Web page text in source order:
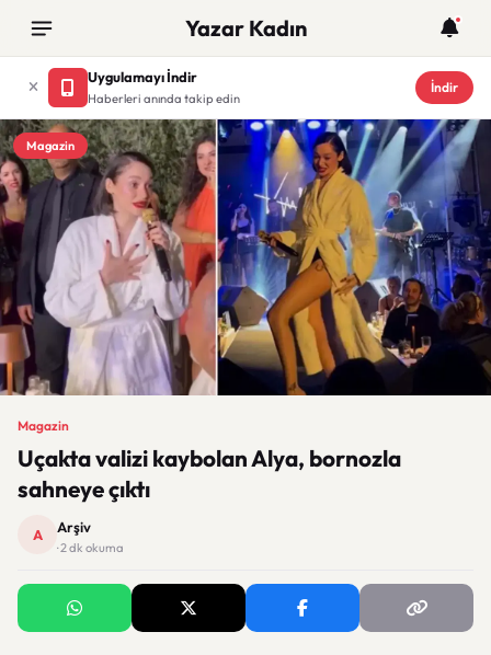
Yazar Kadın
Uygulamayı İndir
Haberleri anında takip edin
İndir
Magazin
Magazin
Uçakta valizi kaybolan Alya, bornozla
sahneye çıktı
A Arşiv
· 2 dk okuma